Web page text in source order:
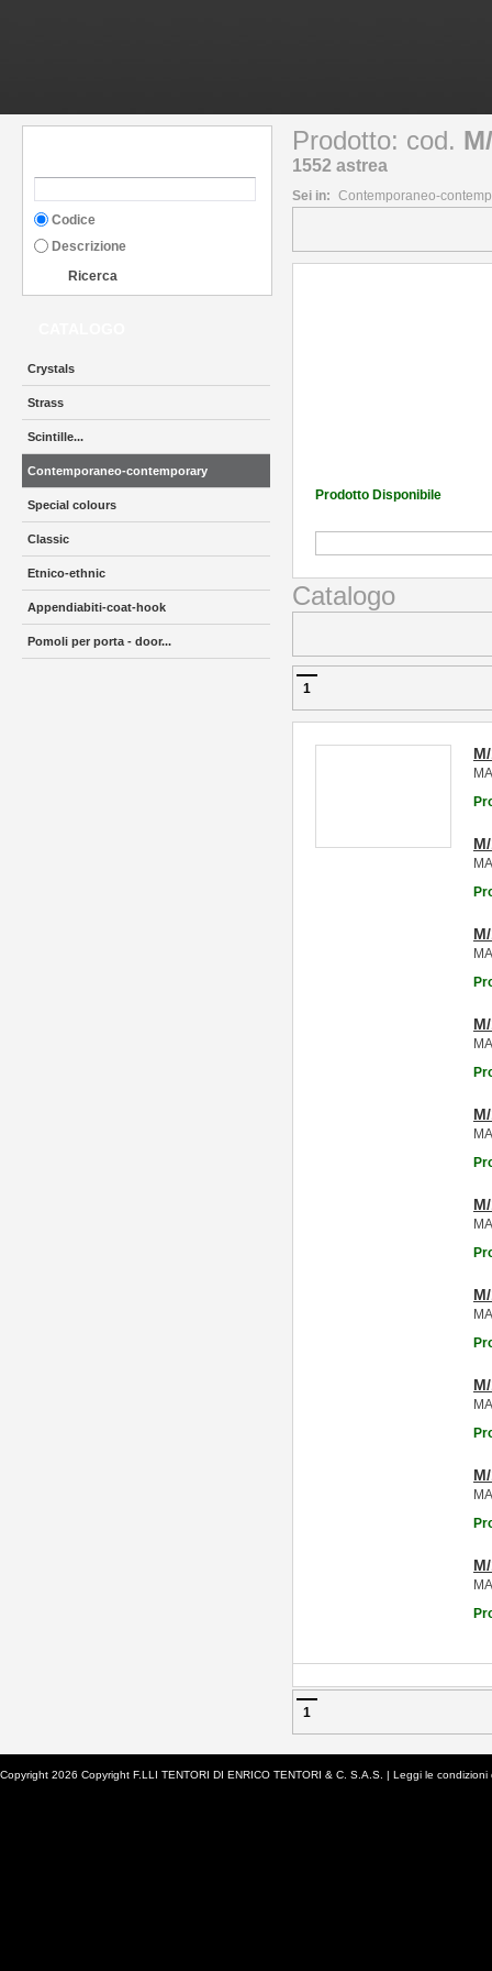
Codice
Descrizione
Ricerca
Crystals
Strass
Scintille...
Contemporaneo-contemporary
Special colours
Classic
Etnico-ethnic
Appendiabiti-coat-hook
Pomoli per porta - door...
Prodotto: cod.
1552 astrea
Sei in: Contemporaneo-
Prodotto Disponibile
Catalogo
1
1
Copyright 2026 Copyright F.LLI TENTORI DI ENRICO TENTORI & C. S.A.S. | Leggi le condizioni